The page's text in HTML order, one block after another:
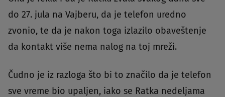
do 27. jula na Vajberu, da je telefon uredno
zvonio, te da je nakon toga izlazilo obaveštenje
da kontakt više nema nalog na toj mreži.
Čudno je iz razloga što bi to značilo da je telefon
sve vreme bio upaljen, iako se Ratka nedeljama